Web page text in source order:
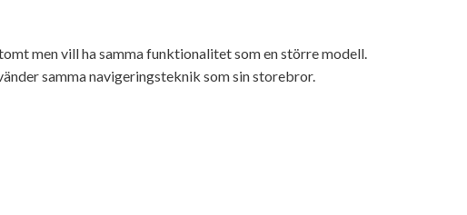
men vill ha samma funktionalitet som en större modell.
samma navigeringsteknik som sin storebror.